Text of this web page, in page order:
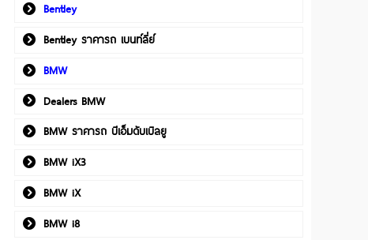
Bentley
Bentley ราคารถ เบนท์ลี่ย์
BMW
Dealers BMW
BMW ราคารถ บีเอ็มดับเบิลยู
BMW iX3
BMW iX
BMW i8